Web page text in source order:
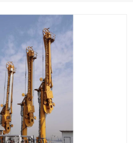
液氯鹤管
活动梯
卸车鹤管
输油臂
火车鹤管
顶部鹤管